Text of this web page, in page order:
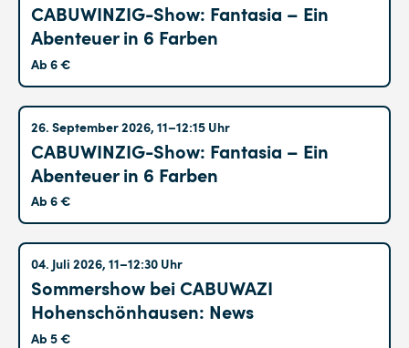
CABUWINZIG-Show: Fantasia – Ein
Abenteuer in 6 Farben
Ab 6 €
26. September 2026, 11–12:15 Uhr
CABUWINZIG-Show: Fantasia – Ein
Abenteuer in 6 Farben
Ab 6 €
04. Juli 2026, 11–12:30 Uhr
Sommershow bei CABUWAZI
Hohenschönhausen: News
Ab 5 €